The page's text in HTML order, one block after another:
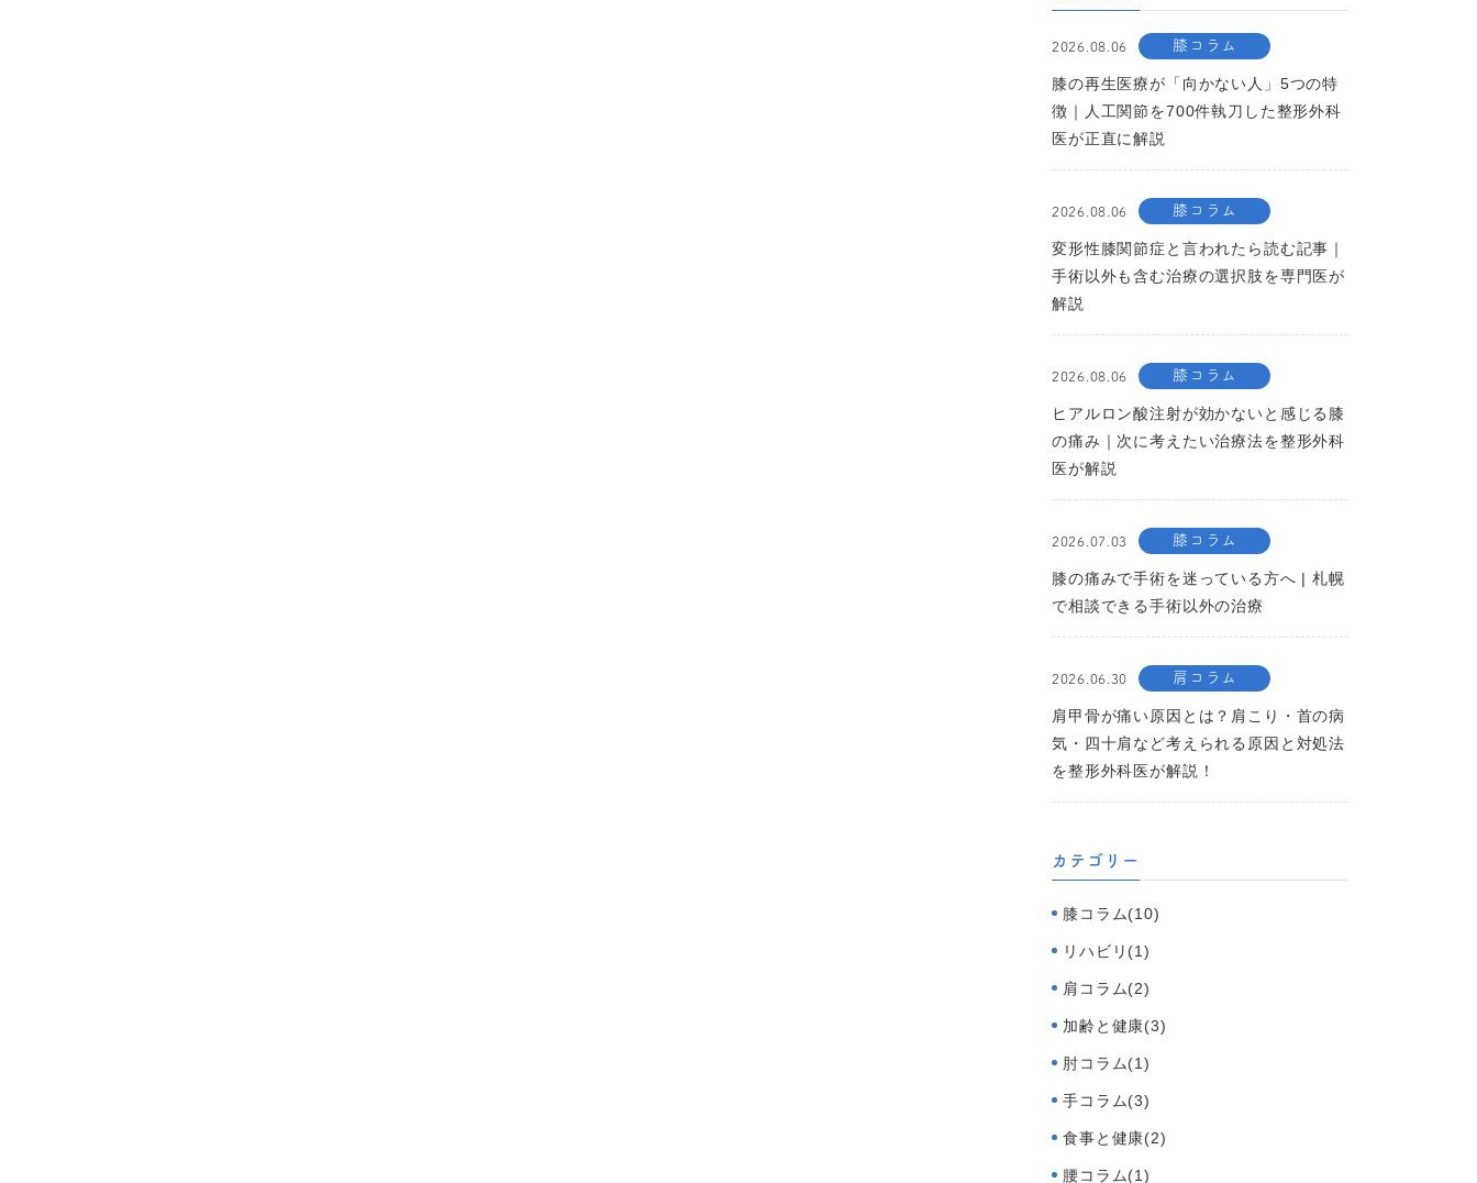
2026.08.06 膝コラム
膝の再生医療が「向かない人」5つの特
徴｜人工関節を700件執刀した整形外科
医が正直に解説
2026.08.06 膝コラム
変形性膝関節症と言われたら読む記事｜
手術以外も含む治療の選択肢を専門医が
解説
2026.08.06 膝コラム
ヒアルロン酸注射が効かないと感じる膝
の痛み｜次に考えたい治療法を整形外科
医が解説
2026.07.03 膝コラム
膝の痛みで手術を迷っている方へ | 札幌
で相談できる手術以外の治療
2026.06.30 肩コラム
肩甲骨が痛い原因とは？肩こり・首の病
気・四十肩など考えられる原因と対処法
を整形外科医が解説！
カテゴリー
膝コラム(10)
リハビリ(1)
肩コラム(2)
加齢と健康(3)
肘コラム(1)
手コラム(3)
食事と健康(2)
腰コラム(1)